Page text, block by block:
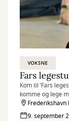
VOKSNE
Fars
Kom til ’Fars
komme og lege
stort og småt.
Frederikshavn
9. september